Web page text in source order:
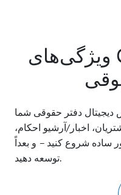
ویژگی‌های CMS برای وکلا و
دیجیتال دفتر حقوقی شما
اخبار/آرشیو احکام،
ساده شروع کنید – و بعداً
توسعه دهید.